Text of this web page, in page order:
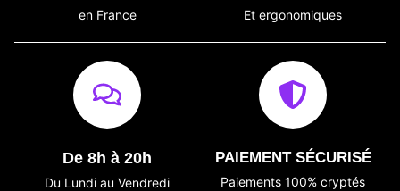
en France Et ergonomiques
De 8h à 20h
Du Lundi au Vendredi
PAIEMENT SÉCURISÉ
Paiements 100% cryptés